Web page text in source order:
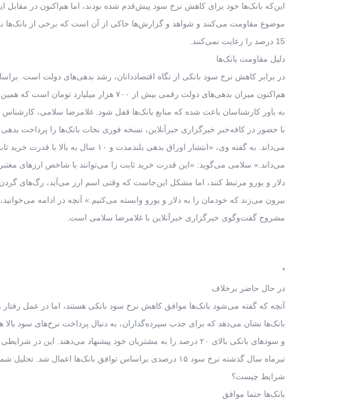
این‌که بانک‌ها خود برای کاهش نرخ سود پیش‌قدم شده بودند، اما هم‌اکنون در مقابل
موضوع مقاومت می‌کنند و شواهد و گزارش‌ها حاکی از آن است که برخی از بانک‌ها
15 درصد را رعایت نمی‌کنند.
دلیل مقاومت بانک‌ها
در برابر کاهش نرخ سود بانکی از نگاه اقتصاددانان، رشد بدهی‌های دولت است.
هم‌اکنون میزان بدهی‌های دولت رقمی بیش از ۷۰۰ هزار میلیارد تومان است که همین موضوع
به باور کارشناسان باعث شده که منابع بانک‌ها قفل شود. غلامرضا سلامی، کارشناس
با حضور در کافه‌خبر خبرگزاری خبرآنلاین، نسخه فوری نجات بانک‌ها را پرداخت
می‌داند. به گفته وی، «انتشار اوراق بدهی بلندمدت و ۱۰ سال به بالا با قدرت خرید ثابت
می‌داند.» سلامی می‌گوید: «این قدرت خرید ثابت را می‌توانند با شاخص ارزهای
دلار و یورو مرتبط کنند، اما مشکل این‌جاست که وقتی اسم ارز می‌آید، رگ‌های
بیرون می‌زند که خودمان را به دلار و یورو وابسته می‌کنیم.» آنچه در ادامه می‌خوانید،
مشروح گفت‌وگوی خبرگزاری خبرآنلاین با غلامرضا سلامی است.
*
در حال حاضر برخلاف
آنچه که گفته می‌شود بانک‌ها موافق کاهش نرخ سود بانکی هستند، اما در عمل رفتار
بانک‌ها نشان می‌دهد که برای جذب سپرده‌گذاران، به دنبال پرداخت نرخ‌های سود بالا
و سودهای بانکی بالای ۲۰ درصد را به مشتریان خود پیشنهاد می‌دهند. این در شرایطی که
تیرماه سال گذشته نرخ سود ۱۵ درصدی براساس توافق بانک‌ها اعمال شد. تحلیل شما از این
شرایط چیست؟
بانک‌ها حتما موافق